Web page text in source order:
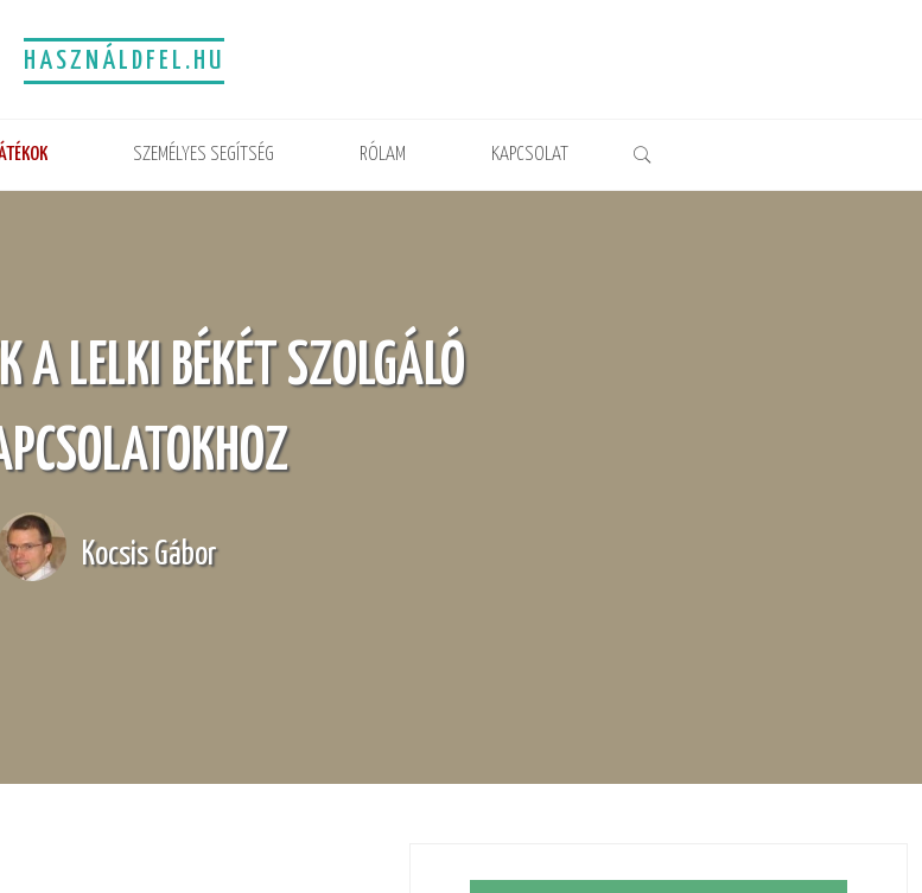
HASZNÁLDFEL.HU
SZEMÉLYES SEGÍTSÉG RÓLAM KAPCSOLAT
A LELKI BÉKÉT SZOLGÁLÓ
Kocsis Gábor